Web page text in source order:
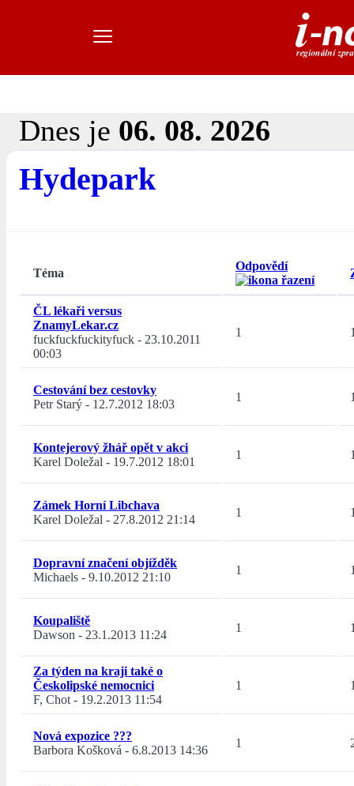
Dnes je 06. 08. 2026
Hydepark
Téma
Odpovědí
ČL lékaři versus
ZnamyLekar.cz
fuckfuckfuckityfuck - 23.10.2011
00:03
1
Cestování bez cestovky
Petr Starý - 12.7.2012 18:03
1
Kontejerový žhář opět v akci
Karel Doležal - 19.7.2012 18:01
1
Zámek Horní Libchava
Karel Doležal - 27.8.2012 21:14
1
Dopravní značení objížděk
Michaels - 9.10.2012 21:10
1
Koupaliště
Dawson - 23.1.2013 11:24
1
Za týden na kraji také o
Českolipské nemocnici
F, Chot- 19.2.2013 11:54
1
Nová expozice ???
Barbora Košková - 6.8.2013 14:36
1